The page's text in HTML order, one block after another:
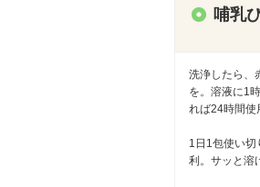
哺乳
洗浄したら、
を。溶液に1
れば24時間使
1日1包使い切
利。サッと溶